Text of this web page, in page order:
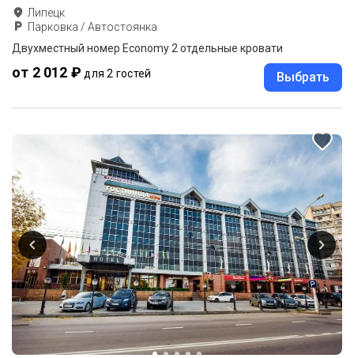
Липецк
Парковка / Автостоянка
Двухместный номер Economy 2 отдельные кровати
от 2 012 ₽ для 2 гостей Выбрать